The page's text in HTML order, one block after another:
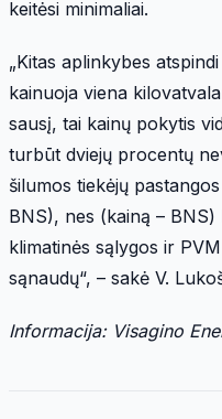
keitėsi minimaliai.
„Kitas aplinkybes
kainuoja viena
sausį, tai kainų pokytis
turbūt dviejų procentų
šilumos tiekėjų
BNS), nes (kainą –
klimatinės sąlygos ir
sąnaudų“, – sakė V.
Informacija: Visagino